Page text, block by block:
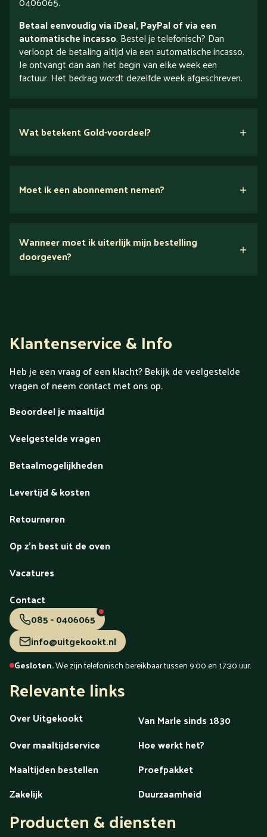
Betaal eenvoudig via iDeal, PayPal of via een
automatische incasso. Bestel je telefonisch? Dan
verloopt de betaling altijd via een automatische incasso.
Je ontvangt dan aan het begin van elke week een
factuur. Het bedrag wordt dezelfde week afgeschreven.
Wat betekent Gold-voordeel?
Ontdek alles over Gold
Moet ik een abonnement nemen?
Wanneer moet ik uiterlijk mijn bestelling
doorgeven?
Klantenservice & Info
Heb je een vraag of een klacht? Bekijk de veelgestelde
vragen of neem contact met ons op.
Beoordeel je maaltijd
Veelgestelde vragen
Betaalmogelijkheden
Levertijd & kosten
Retourneren
Op z'n best uit de oven
Vacatures
Contact
085 - 0406065
info@uitgekookt.nl
Gesloten.We zijn telefonisch bereikbaar tussen 9:00 en 17:30 uur.
Relevante links
Over Uitgekookt
Van Marle sinds 1830
Over maaltijdservice
Hoe werkt het?
Maaltijden bestellen
Proefpakket
Zakelijk
Duurzaamheid
Producten & diensten